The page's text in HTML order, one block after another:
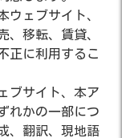
ェブサイト、
、移転、賃貸、
正に利用するこ
ブサイト、本ア
れかの一部につ
、翻訳、現地語